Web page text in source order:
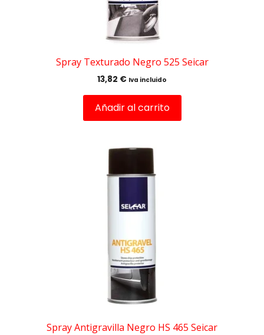
Spray Texturado Negro 525 Seicar
13,82 € Iva incluido
Añadir al carrito
Spray Antigravilla Negro HS 465 Seicar